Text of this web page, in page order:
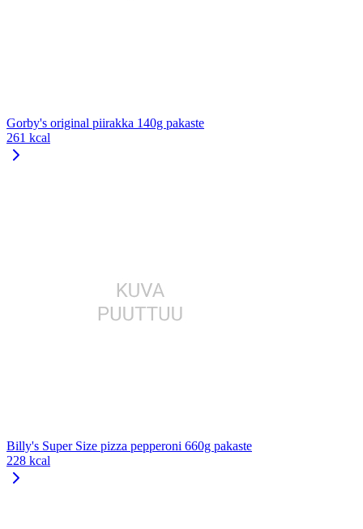
Gorby's original piirakka 140g pakaste
261 kcal
Billy's Super Size pizza pepperoni 660g pakaste
228 kcal